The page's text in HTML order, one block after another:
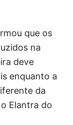
que os
na
deve
enquanto a
da
Elantra do